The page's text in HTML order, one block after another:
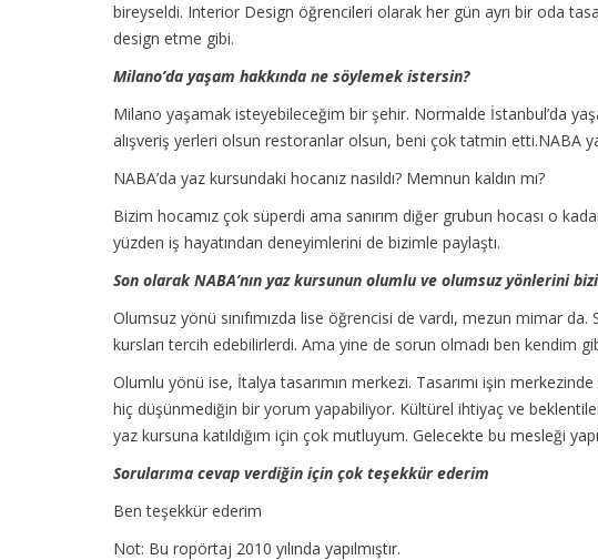
bireyseldi. Interior Design öğrencileri olarak her gün ayrı bir oda
design etme gibi.
Milano’da yaşam hakkında ne söylemek istersin?
Milano yaşamak isteyebileceğim bir şehir. Normalde İstanbul’da
alışveriş yerleri olsun restoranlar olsun, beni çok tatmin etti.NABA
NABA’da yaz kursundaki hocanız nasıldı? Memnun kaldın mı?
Bizim hocamız çok süperdi ama sanırım diğer grubun hocası o
yüzden iş hayatından deneyimlerini de bizimle paylaştı.
Son olarak NABA’nın yaz kursunun olumlu ve olumsuz yönlerini
Olumsuz yönü sınıfımızda lise öğrencisi de vardı, mezun mimar
kursları tercih edebilirlerdi. Ama yine de sorun olmadı ben kendim
Olumlu yönü ise, İtalya tasarımın merkezi. Tasarımı işin
hiç düşünmediğin bir yorum yapabiliyor. Kültürel ihtiyaç ve
yaz kursuna katıldığım için çok mutluyum. Gelecekte bu mesleği
Sorularıma cevap verdiğin için çok teşekkür ederim
Ben teşekkür ederim
Not: Bu ropörtaj 2010 yılında yapılmıştır.